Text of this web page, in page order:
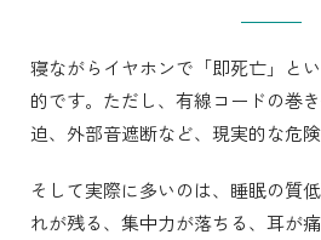
寝ながらイヤホンで「即死亡」と
的です。ただし、有線コードの巻
迫、外部音遮断など、現実的な危険
そして実際に多いのは、睡眠の質
れが残る、集中力が落ちる、耳が